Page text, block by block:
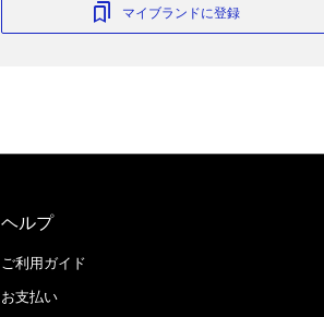
マイブランドに登録
ヘルプ
ご利用ガイド
お支払い